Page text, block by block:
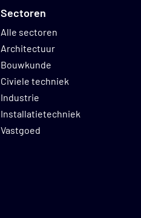
Sectoren
Alle sectoren
Architectuur
Bouwkunde
Civiele techniek
Industrie
Installatietechniek
Vastgoed